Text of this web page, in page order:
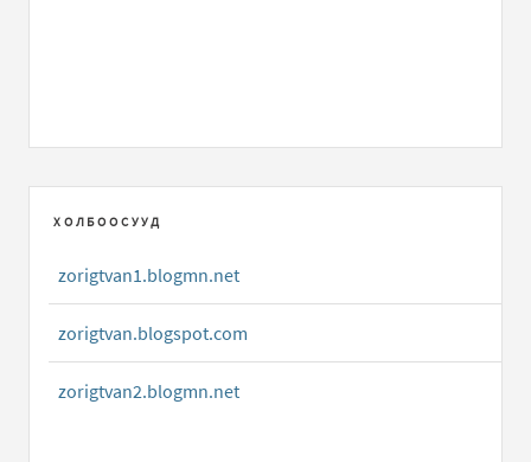
ХОЛБООСУУД
zorigtvan1.blogmn.net
zorigtvan.blogspot.com
zorigtvan2.blogmn.net